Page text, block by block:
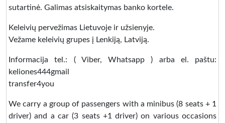
sutartinė. Galimas atsiskaitymas banko kortele.
Keleivių pervežimas Lietuvoje ir užsienyje.
Vežame keleivių grupes į Lenkiją, Latviją.
Informacija tel.: ( Viber, Whatsapp ) arba el. paštu:
keliones444gmail
transfer4you
We carry a group of passengers with a minibus (8 seats + 1
driver) and a car (3 seats +1 driver) on various occasions